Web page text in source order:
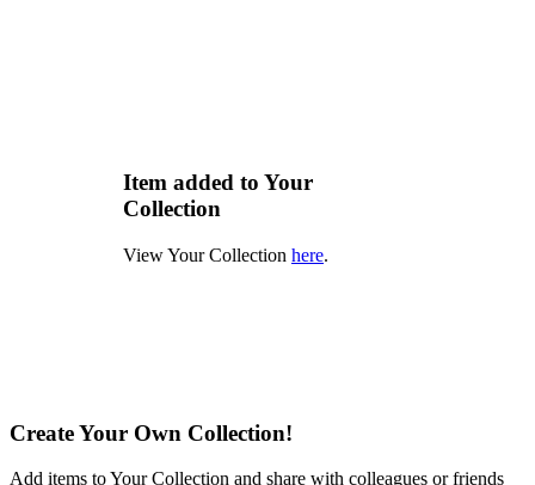
Item added to Your
Collection
View Your Collection here.
Create Your Own Collection!
Add items to Your Collection and share with colleagues or friends